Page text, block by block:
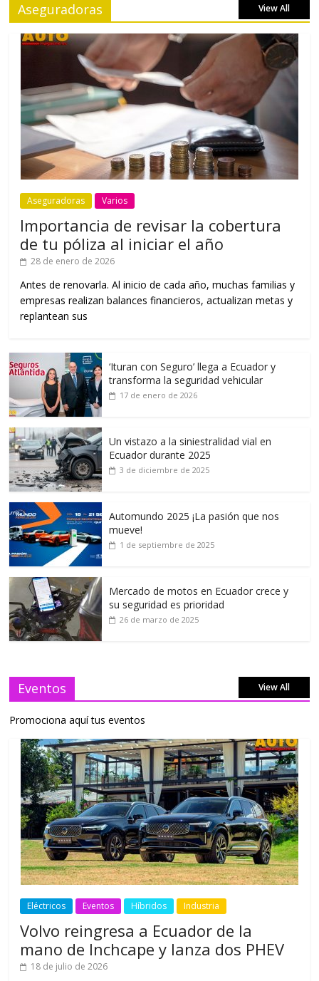
Aseguradoras View All
Aseguradoras Varios
Importancia de revisar la cobertura
de tu póliza al iniciar el año
28 de enero de 2026
Antes de renovarla. Al inicio de cada año, muchas familias y
empresas realizan balances financieros, actualizan metas y
replantean sus
‘Ituran con Seguro’ llega a Ecuador y
transforma la seguridad vehicular
17 de enero de 2026
Un vistazo a la siniestralidad vial en
Ecuador durante 2025
3 de diciembre de 2025
Automundo 2025 ¡La pasión que nos
mueve!
1 de septiembre de 2025
Mercado de motos en Ecuador crece y
su seguridad es prioridad
26 de marzo de 2025
Eventos View All
Promociona aquí tus eventos
Eléctricos Eventos Híbridos Industria
Volvo reingresa a Ecuador de la
mano de Inchcape y lanza dos PHEV
18 de julio de 2026